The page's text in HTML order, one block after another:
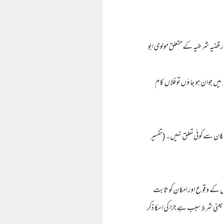
شر طیہ کے متعلق مولوی ابو
جوان ہو جا ؤں تو فلاں کام
سے کوئی تعلق نہیں ۔ (تفسیر
کے وقو ع اور امکان کو ثابت
شرط سبب ہے جز ا کی اسکا ذکر